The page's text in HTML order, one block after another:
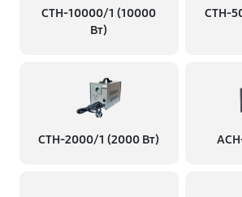
СТН-10000/1 (10000
Вт)
СТН-
СТН-2000/1 (2000 Вт)